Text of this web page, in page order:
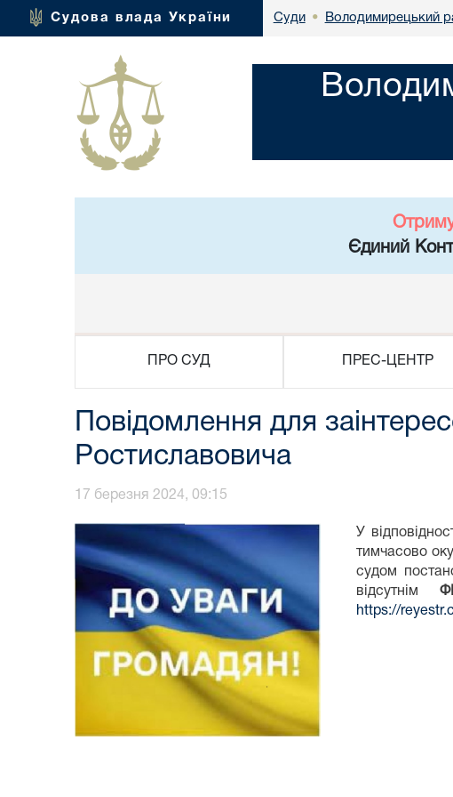
Судова влада України Суди • Володимирецький
Єдиний
ПРО СУД ПРЕС-ЦЕНТР
Повідомлення для
Ростиславовича
17 березня 2024, 09:15
У
тимчасово
судом
відсутнім
https://